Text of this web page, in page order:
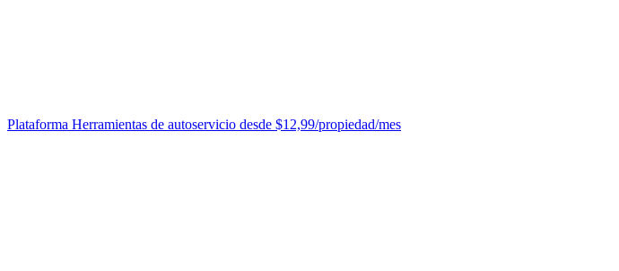
Plataforma Herramientas de autoservicio desde $12,99/propiedad/mes